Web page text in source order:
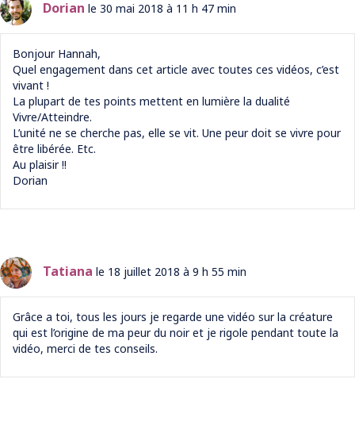
Dorian le 30 mai 2018 à 11 h 47 min
Bonjour Hannah,
Quel engagement dans cet article avec toutes ces vidéos, c’est
vivant !
La plupart de tes points mettent en lumière la dualité
Vivre/Atteindre.
L’unité ne se cherche pas, elle se vit. Une peur doit se vivre pour
être libérée. Etc.
Au plaisir !!
Dorian
Tatiana le 18 juillet 2018 à 9 h 55 min
Grâce a toi, tous les jours je regarde une vidéo sur la créature
qui est l’origine de ma peur du noir et je rigole pendant toute la
vidéo, merci de tes conseils.